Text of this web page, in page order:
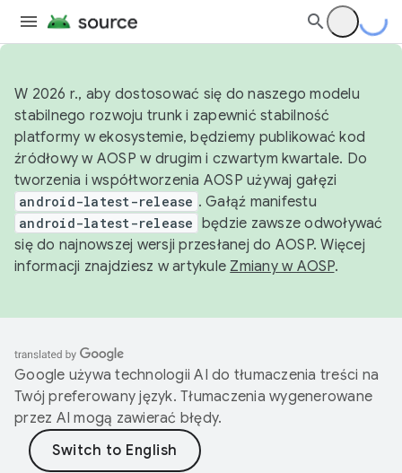
W 2026 r., aby dostosować się do naszego modelu
stabilnego rozwoju trunk i zapewnić stabilność
platformy w ekosystemie, będziemy publikować kod
źródłowy w AOSP w drugim i czwartym kwartale. Do
tworzenia i współtworzenia AOSP używaj gałęzi
android-latest-release . Gałąź manifestu
android-latest-release będzie zawsze odwoływać
się do najnowszej wersji przesłanej do AOSP. Więcej
informacji znajdziesz w artykule Zmiany w AOSP.
Google używa technologii AI do tłumaczenia treści na
Twój preferowany język. Tłumaczenia wygenerowane
przez AI mogą zawierać błędy.